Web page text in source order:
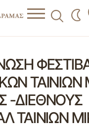
ΤΑΙΝΙΩΝ
-ΔΙΕΘΝΟΥΣ
ΤΑΙΝΙΩΝ